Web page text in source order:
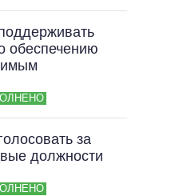
ПОЛИТИКОВ
ОБЕЩАНИЯ
обеспечению
за
должности